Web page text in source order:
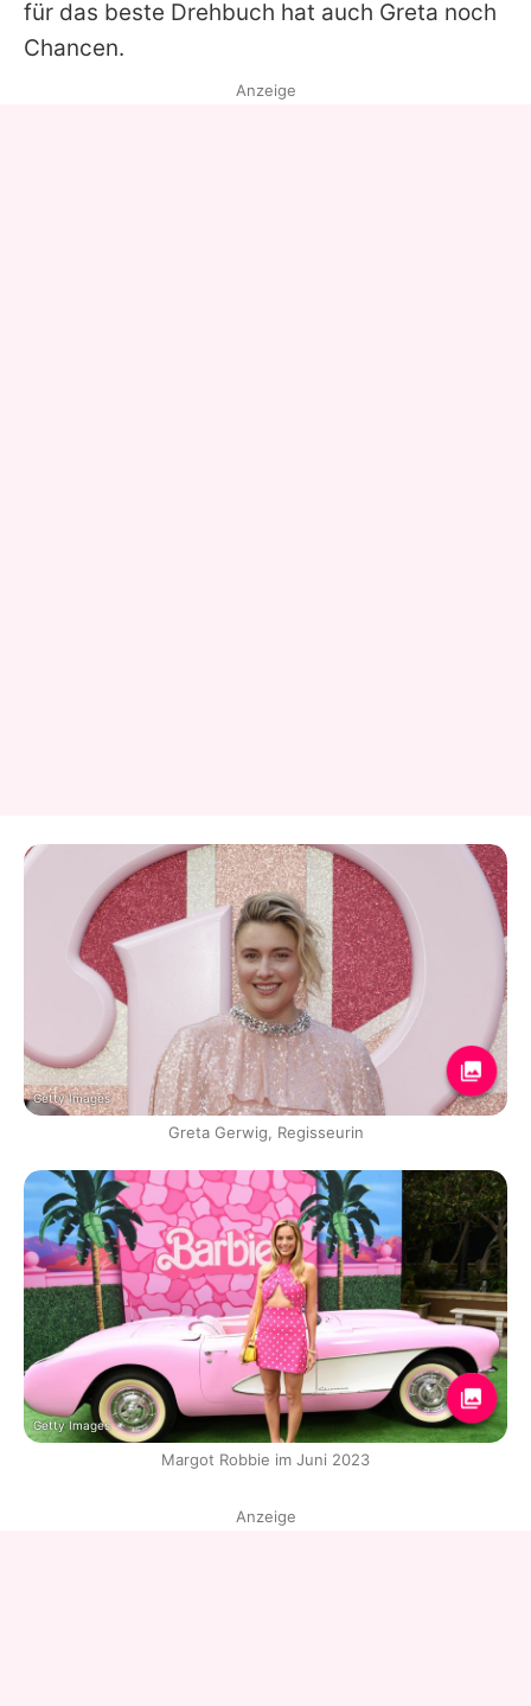
für das beste Drehbuch hat auch Greta noch
Chancen.
Anzeige
Getty Images
Greta Gerwig, Regisseurin
Getty Images
Margot Robbie im Juni 2023
Anzeige